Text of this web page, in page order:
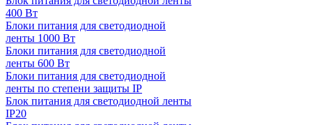
400 Вт
Блоки питания для светодиодной
ленты 1000 Вт
Блоки питания для светодиодной
ленты 600 Вт
Блоки питания для светодиодной
ленты по степени защиты IP
Блок питания для светодиодной ленты
IP20